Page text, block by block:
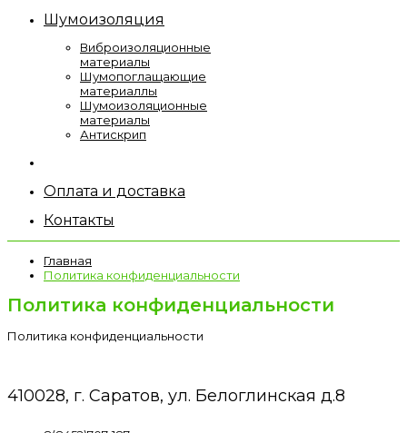
Шумоизоляция
Виброизоляционные
материалы
Шумопоглащающие
материаллы
Шумоизоляционные
материалы
Антискрип
Оплата и доставка
Контакты
Главная
Политика конфиденциальности
Политика конфиденциальности
Политика конфиденциальности
410028, г. Саратов, ул. Белоглинская д.8